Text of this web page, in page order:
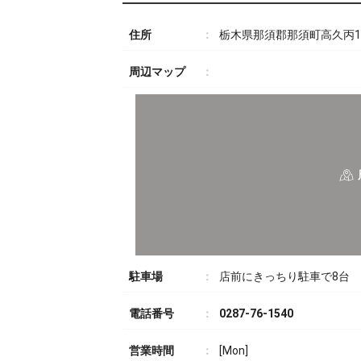
住所 栃木県那須郡那須町高久丙
周辺マップ
駐車場 店前にきっちり駐車で8台
電話番号 0287-76-1540
営業時間 [Mon]